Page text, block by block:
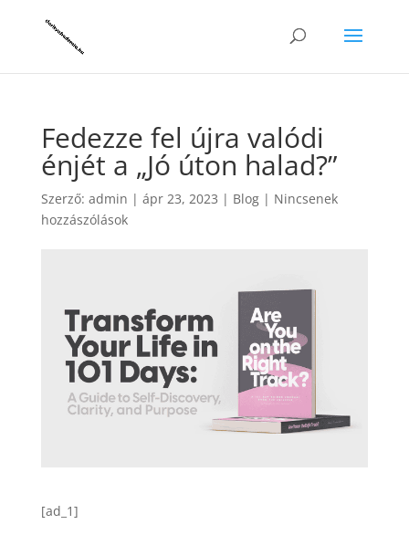
Fedezze fel újra valódi
énjét a „Jó úton halad?”
Szerző: admin | ápr 23, 2023 | Blog| Nincsenek
hozzászólások
[ad_1]